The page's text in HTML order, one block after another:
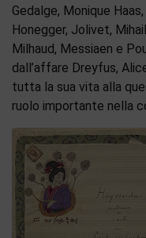
Gedalge, Monique Haas,
Honegger, Jolivet,
Milhaud, Messiaen e
dall’affare Dreyfus,
tutta la sua vita alla
ruolo importante nella